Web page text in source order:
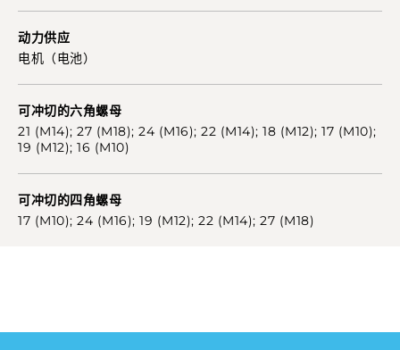
动力供应
电机（电池）
可冲切的六角螺母
21 (M14); 27 (M18); 24 (M16); 22 (M14); 18 (M12); 17 (M10);
19 (M12); 16 (M10)
可冲切的四角螺母
17 (M10); 24 (M16); 19 (M12); 22 (M14); 27 (M18)